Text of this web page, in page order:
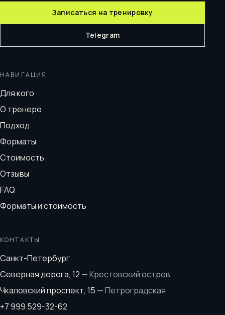
Записаться на тренировку
Telegram
НАВИГАЦИЯ
Для кого
О тренере
Подход
Форматы
Стоимость
Отзывы
FAQ
Форматы и стоимость
КОНТАКТЫ
Санкт-Петербург
Северная дорога, 12 —Крестовский остров
Чкаловский проспект, 15 —Петроградская
+7 999 529-32-62